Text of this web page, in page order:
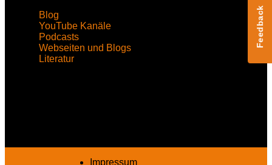
Blog
YouTube Kanäle
Podcasts
Webseiten und Blogs
Literatur
Impressum
Feedback